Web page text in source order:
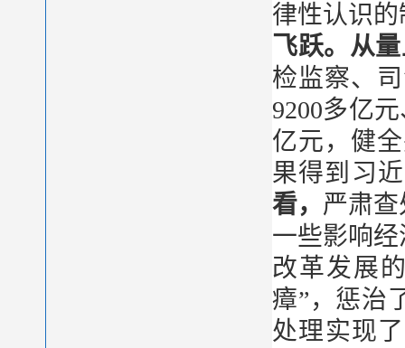
律性认识
飞跃。从
检监察、
9200多亿
亿元，健
果得到习
看， 严肃
一些影响
改革发展
瘴”，惩治
处理实现